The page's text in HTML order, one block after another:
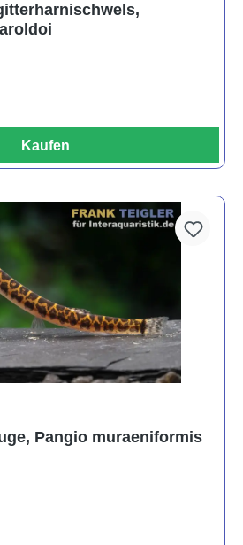
Kaufen
Pangio muraeniformis